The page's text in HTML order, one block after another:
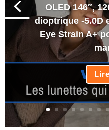
OLED 146″,
dioptrique -5.0D
Eye Strain A+